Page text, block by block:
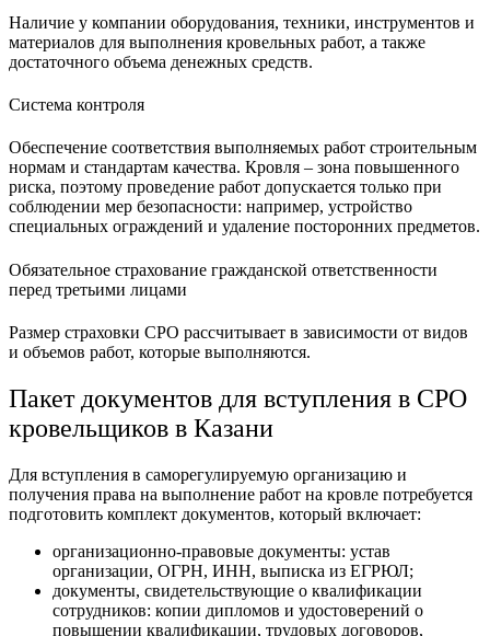
Наличие у компании оборудования, техники, инструментов и
материалов для выполнения кровельных работ, а также
достаточного объема денежных средств.
Система контроля
Обеспечение соответствия выполняемых работ строительным
нормам и стандартам качества. Кровля – зона повышенного
риска, поэтому проведение работ допускается только при
соблюдении мер безопасности: например, устройство
специальных ограждений и удаление посторонних предметов.
Обязательное страхование гражданской ответственности
перед третьими лицами
Размер страховки СРО рассчитывает в зависимости от видов
и объемов работ, которые выполняются.
Пакет документов для вступления в СРО
кровельщиков в Казани
Для вступления в саморегулируемую организацию и
получения права на выполнение работ на кровле потребуется
подготовить комплект документов, который включает:
организационно-правовые документы: устав
организации, ОГРН, ИНН, выписка из ЕГРЮЛ;
документы, свидетельствующие о квалификации
сотрудников: копии дипломов и удостоверений о
повышении квалификации, трудовых договоров,